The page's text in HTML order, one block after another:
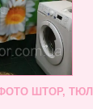
ШТОР,